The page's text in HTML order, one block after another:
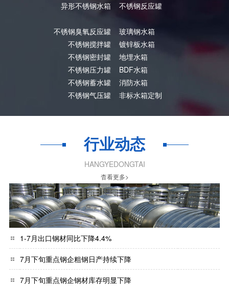
异形不锈钢水箱
不锈钢臭氧反应罐
不锈钢搅拌罐
不锈钢密封罐
不锈钢压力罐
不锈钢蓄水罐
不锈钢气压罐
不锈钢反应罐
玻璃钢水箱
镀锌板水箱
地埋水箱
BDF水箱
消防水箱
非标水箱定制
行业动态
HANGYEDONGTAI
杳看更多>
1-7月出口钢材同比下降4.4%
7月下旬重点钢企粗钢日产持续下降
7月下旬重点钢企钢材库存明显下降